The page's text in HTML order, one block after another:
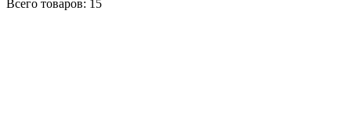
Всего товаров: 15